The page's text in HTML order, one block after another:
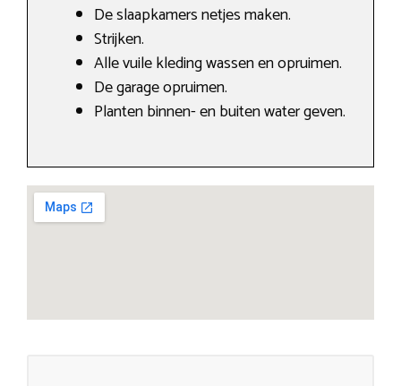
De slaapkamers netjes maken.
Strijken.
Alle vuile kleding wassen en opruimen.
De garage opruimen.
Planten binnen- en buiten water geven.